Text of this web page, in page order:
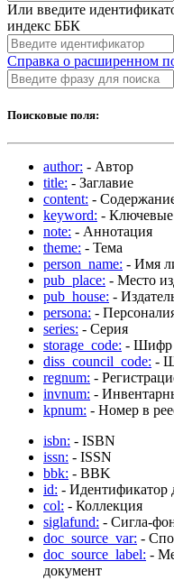
Или введите
индекс ББК
Справка о расширенном
Поисковые поля:
author: - Автор
title: - Заглавие
content: -
keyword: - Ключевые
note: - Аннотация
theme: - Тема
person_name: - Имя
pub_place: - Место
pub_house: -
persona: -
series: - Серия
storage_code: - Шифр
diss_council_code: -
regnum: -
invnum: -
kpnum: - Номер в
isbn: - ISBN
issn: - ISSN
bbk: - BBK
id: - Идентификатор
col: - Коллекция
siglafund: - Сигла-
doc_source_var: -
doc_source_label: -
документ